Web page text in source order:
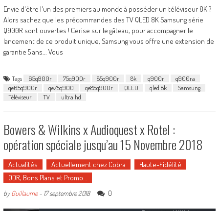
Envie d'être l'un des premiers au monde à posséder un téléviseur 8K ?
Alors sachez que les précommandes des TV QLED 8K Samsung série
Q900R sont ouvertes ! Cerise sur le gâteau, pour accompagner le
lancement de ce produit unique, Samsung vous offre une extension de
garantie 5 ans... Vous
Tags 65q900r 75q900r 85q900r 8k q900r
q900ra
qe65q900r
qe75q900 qe85q900r QLED qled 8k
Samsung
Téléviseur
TV ultra hd
Bowers & Wilkins x Audioquest x Rotel :
opération spéciale jusqu’au 15 Novembre 2018
Actualités Actuellement chez Cobra
Haute-Fidélité
ODR, Bons Plans et Promo…
byGuillaume- 17 septembre 2018 0